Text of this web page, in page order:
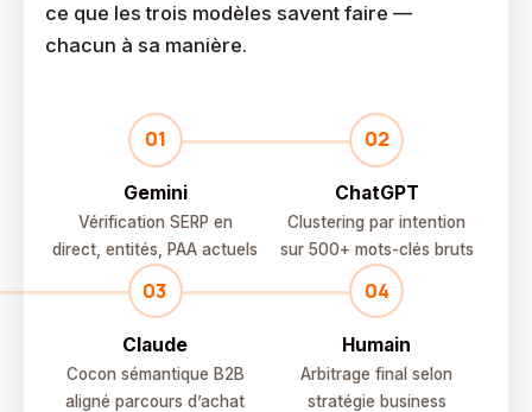
ce que les trois modèles savent faire —
chacun à sa manière.
Gemini
Vérification SERP en
direct, entités, PAA actuels
ChatGPT
Clustering par intention
sur 500+ mots-clés bruts
Claude
Cocon sémantique B2B
aligné parcours d’achat
Humain
Arbitrage final selon
stratégie business